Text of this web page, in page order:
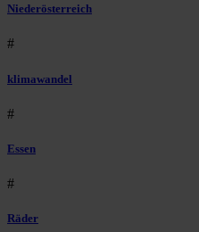
Niederösterreich
#
klimawandel
#
Essen
#
Räder